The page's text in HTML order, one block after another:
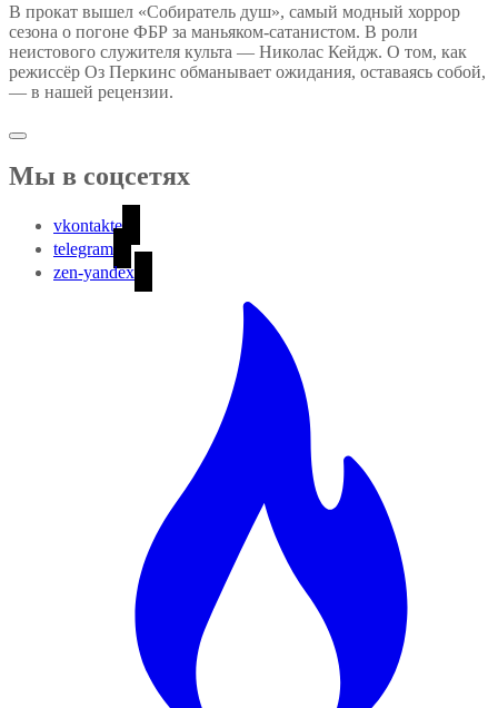
В прокат вышел «Собиратель душ», самый модный хоррор
сезона о погоне ФБР за маньяком-сатанистом. В роли
неистового служителя культа — Николас Кейдж. О том, как
режиссёр Оз Перкинс обманывает ожидания, оставаясь собой,
— в нашей рецензии.
Мы в соцсетях
vkontakte
telegram
zen-yandex